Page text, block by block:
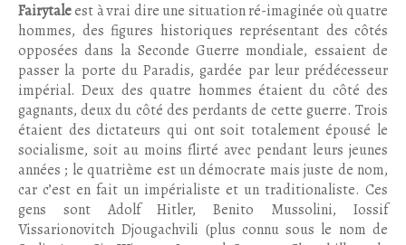
Fairytaleest à vrai dire une situation ré-imaginée où quatre
hommes, des figures historiques représentant des côtés
opposées dans la Seconde Guerre mondiale, essaient de
passer la porte du Paradis, gardée par leur prédécesseur
impérial. Deux des quatre hommes étaient du côté des
gagnants, deux du côté des perdants de cette guerre. Trois
étaient des dictateurs qui ont soit totalement épousé le
socialisme, soit au moins flirté avec pendant leurs jeunes
années ; le quatrième est un démocrate mais juste de nom,
car c’est en fait un impérialiste et un traditionaliste. Ces
gens sont Adolf Hitler, Benito Mussolini, Iossif
Vissarionovitch Djougachvili (plus connu sous le nom de